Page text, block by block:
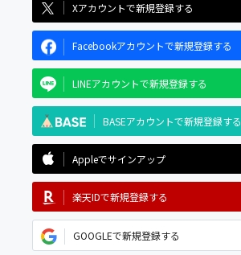
Xアカウントで新規登録する
Facebookアカウントで新規登録する
LINEアカウントで新規登録する
BASEアカウントで新規登録する
Appleでサインアップ
楽天IDで新規登録する
GOOGLEで新規登録する